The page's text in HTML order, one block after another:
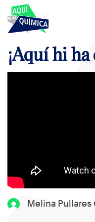
Melina Pullares
¡Aquí hi